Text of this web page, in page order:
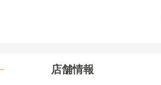
店舗情報